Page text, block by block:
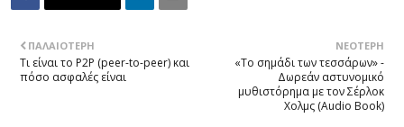
ΝΕΌΤΕΡΗ
«Το σημάδι των τεσσάρων» -
Δωρεάν αστυνομικό
μυθιστόρημα με τον Σέρλοκ
Χολμς (Audio Book)
ΠΑΛΑΙΌΤΕΡΗ
Τι είναι το P2P (peer-to-peer) και
πόσο ασφαλές είναι